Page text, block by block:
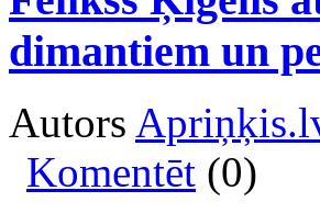
dimantiem un
Autors
Komentēt (0)